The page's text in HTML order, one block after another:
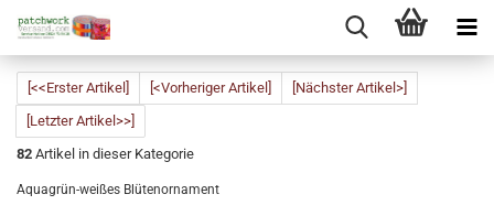
[<<Erster Artikel] [<Vorheriger Artikel]
[Nächster Artikel>]
[Letzter Artikel>>]
82 Artikel in dieser Kategorie
Aquagrün-weißes Blütenornament